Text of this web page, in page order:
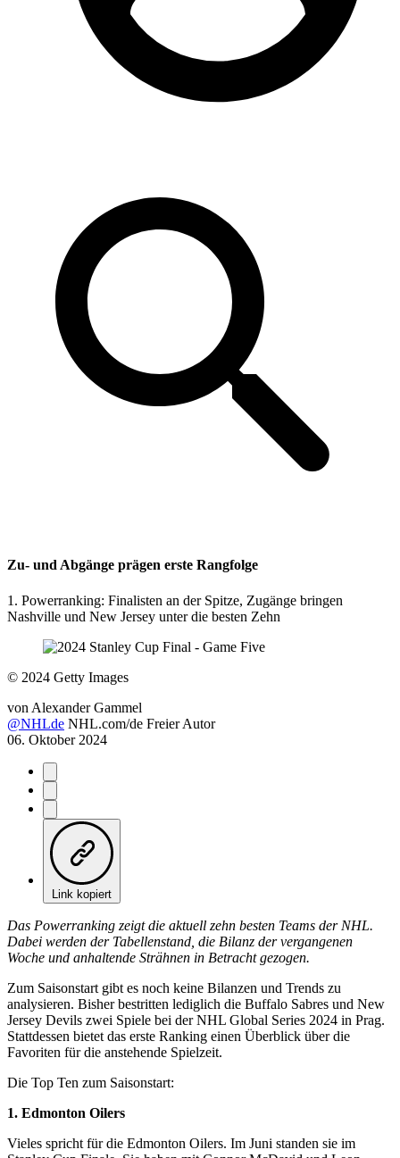
Zu- und Abgänge prägen erste Rangfolge
1. Powerranking: Finalisten an der Spitze, Zugänge bringen
Nashville und New Jersey unter die besten Zehn
© 2024 Getty Images
von Alexander Gammel
@NHLde NHL.com/de Freier Autor
06. Oktober 2024
Link kopiert
Das Powerranking zeigt die aktuell zehn besten Teams der NHL.
Dabei werden der Tabellenstand, die Bilanz der vergangenen
Woche und anhaltende Strähnen in Betracht gezogen.
Zum Saisonstart gibt es noch keine Bilanzen und Trends zu
analysieren. Bisher bestritten lediglich die Buffalo Sabres und New
Jersey Devils zwei Spiele bei der NHL Global Series 2024 in Prag.
Stattdessen bietet das erste Ranking einen Überblick über die
Favoriten für die anstehende Spielzeit.
Die Top Ten zum Saisonstart:
1. Edmonton Oilers
Vieles spricht für die Edmonton Oilers. Im Juni standen sie im